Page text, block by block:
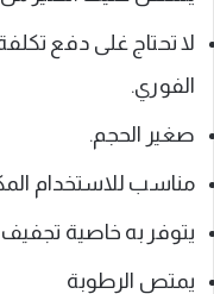
لا تحتاج غلى دفع
الفوري.
صغير الحجم.
مناسب للاستخدام
يتوفر به خاصية تجفيف
يمتص الرطوبة